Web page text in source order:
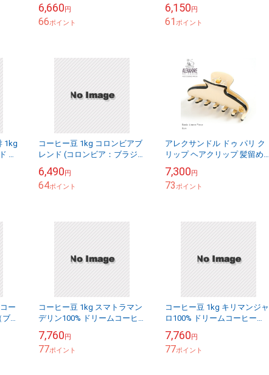
6,660円
66ポイント
6,150円
61ポイント
1kg
ブ
ビ
コーヒー豆 1kg コロンビアブ
レンド (コロンビア：ブラジ
マラ＝4：3：2：1) ドリーム
コーヒー コ...
6,490円
64ポイント
アレクサンドル ドゥ パリ ク
リップ ヘアクリップ 髪留め
イピング リズレ Sサイズ アレ
クサンド...
7,300円
73ポイント
ー
ル
ル
コーヒー豆 1kg スマトラマン
デリン100% ドリームコーヒ
料無料
7,760円
77ポイント
コーヒー豆 1kg キリマンジャ
ロ100% ドリームコーヒー
7,760円
77ポイント